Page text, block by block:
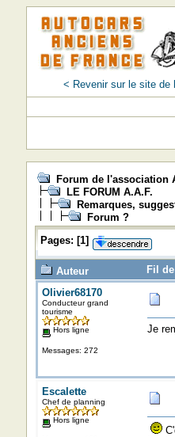
< Revenir sur le site de
Forum de l'association
LE FORUM A.A.F.
Remarques,
Forum ?
Pages: [1]
Auteur
Fil
Olivier68170
Conducteur grand
tourisme
Hors ligne
Messages: 272
Je
Escalette
Chef de planning
Hors ligne